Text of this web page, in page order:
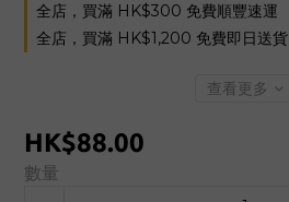
全店，買滿 HK$300 免費順豐速運
全店，買滿 HK$1,200 免費即日送貨
查看更多
HK$88.00
數量